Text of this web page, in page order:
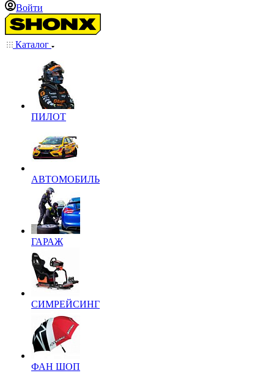
Войти
Каталог
ПИЛОТ
АВТОМОБИЛЬ
ГАРАЖ
СИМРЕЙСИНГ
ФАН ШОП